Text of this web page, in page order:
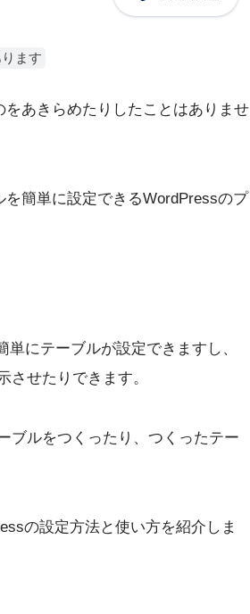
ます
あきらめたりしたことはありませ
簡単に設定できるWordPressのプ
にテーブルが設定できますし、
せたりできます。
ブルをつくったり、つくったテー
の設定方法と使い方を紹介しま